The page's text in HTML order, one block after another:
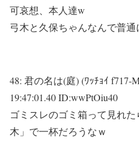
可哀想、本人達w
弓木と久保ちゃんなんで普
48: 君の名は(庭) (ﾜｯﾁｮｲ f717-
19:47:01.40 ID:wwPtOiu40
ゴミスレのゴミ箱って見れ
木」で一杯だろうなｗ